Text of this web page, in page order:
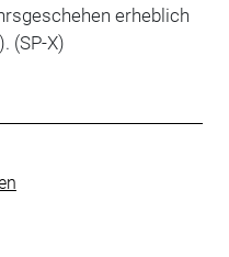
erheblich
(SP-X)